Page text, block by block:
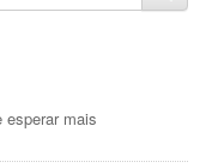
esperar mais